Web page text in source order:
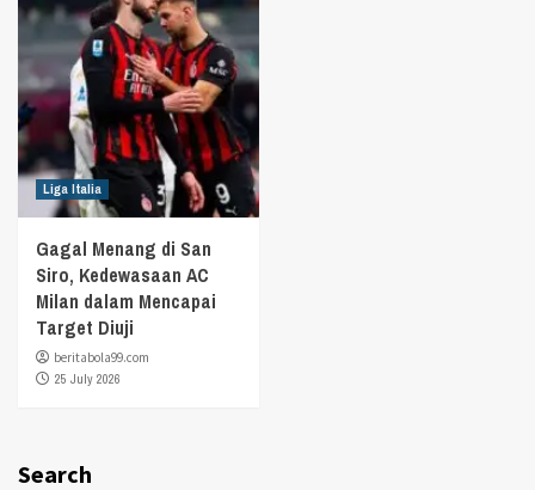
Liga Italia
Gagal Menang di San
Siro, Kedewasaan AC
Milan dalam Mencapai
Target Diuji
beritabola99.com
25 July 2026
Search